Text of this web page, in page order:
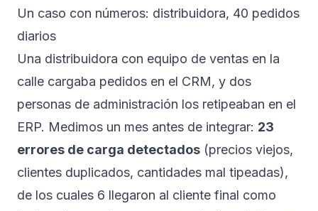
Un caso con números: distribuidora, 40 pedidos
diarios
Una distribuidora con equipo de ventas en la
calle cargaba pedidos en el CRM, y dos
personas de administración los retipeaban en el
ERP. Medimos un mes antes de integrar: 23
errores de carga detectados (precios viejos,
clientes duplicados, cantidades mal tipeadas),
de los cuales 6 llegaron al cliente final como